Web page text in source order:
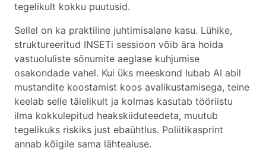
tegelikult kokku puutusid.
Sellel on ka praktiline juhtimisalane kasu. Lühike,
struktureeritud INSETi sessioon võib ära hoida
vastuoluliste sõnumite aeglase kuhjumise
osakondade vahel. Kui üks meeskond lubab AI abil
mustandite koostamist koos avalikustamisega, teine
keelab selle täielikult ja kolmas kasutab tööriistu
ilma kokkulepitud heakskiiduteedeta, muutub
tegelikuks riskiks just ebaühtlus. Poliitikasprint
annab kõigile sama lähtealuse.